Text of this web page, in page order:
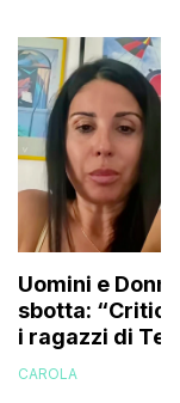
Uomini e
sbotta:
i ragazzi di
perché vi
CAROLA